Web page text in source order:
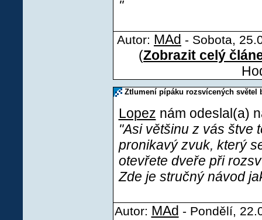
"
Autor: MAd - Sobota,
(Zobrazit celý
Ztlumení pípáku rozsvícených světel
Lopez nám odeslal(a)
"Asi většinu z vás štve
pronikavý zvuk, který
otevřete dveře při
Zde je stručný návod
Autor: MAd - Pondělí,